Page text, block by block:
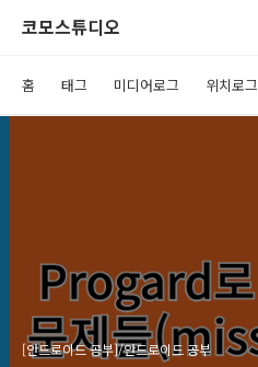
코모스튜디오
홈 태그 미디어로그 위치로그
[안드로이드 공부]/안드로이드 공부